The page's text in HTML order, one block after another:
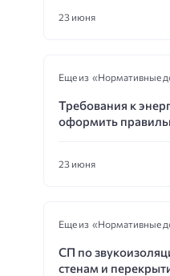
23 июня
Еще из «Нормативные
Требования к
оформить
23 июня
Еще из «Нормативные
СП по
стенам и